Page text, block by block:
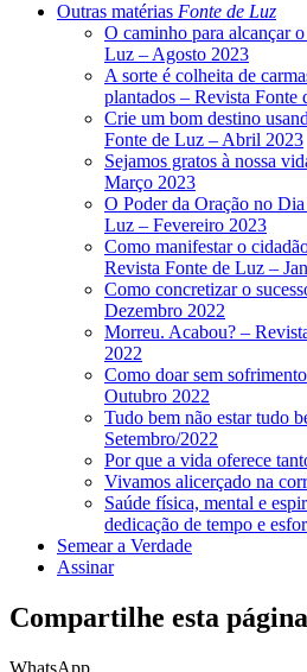
Outras matérias Fonte de Luz
O caminho para alcançar
Luz – Agosto 2023
A sorte é colheita de
plantados – Revista
Crie um bom destino
Fonte de Luz – Abril 2023
Sejamos gratos à nossa
Março 2023
O Poder da Oração no
Luz – Fevereiro 2023
Como manifestar o
Revista Fonte de Luz –
Como concretizar o
Dezembro 2022
Morreu. Acabou? –
2022
Como doar sem
Outubro 2022
Tudo bem não estar tudo
Setembro/2022
Por que a vida oferece
Vivamos alicerçado na
Saúde física, mental e
dedicação de tempo e
Semear a Verdade
Assinar
Compartilhe esta
WhatsApp